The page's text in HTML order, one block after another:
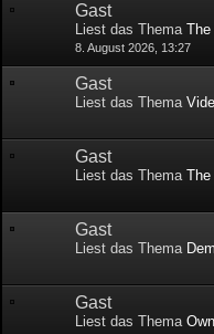
Gast
Liest das ThemaThe
8. August 2026, 13:27
Gast
Liest das Thema
Gast
Liest das ThemaThe
Gast
Liest das Thema
Gast
Liest das Thema